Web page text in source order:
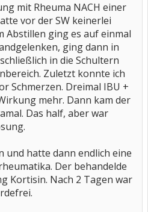
mit Rheuma NACH einer
vor der SW keinerlei
Abstillen ging es auf einmal
ging dann in
in die Schultern
Zuletzt konnte ich
Schmerzen. Dreimal IBU +
mehr. Dann kam der
Das half, aber war
und hatte dann endlich eine
Der behandelde
Kortisin. Nach 2 Tagen war